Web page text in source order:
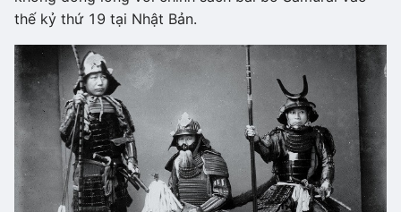
thế kỷ thứ 19 tại Nhật Bản.